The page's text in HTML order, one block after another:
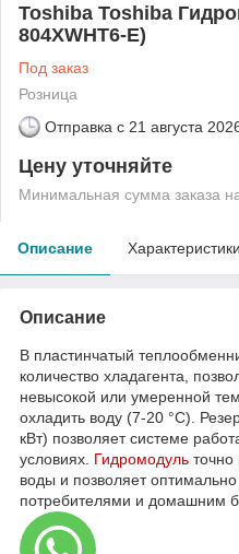
Toshiba Toshiba
804XWHT6-E)
Под заказ
Розница
Отправка с 21 августа
Цену уточняйте
Минимальная сумма заказа
Описание Характеристики
Описание
В пластинчатый
количество хладагента,
невысокой или умеренной
охладить воду (7-20 °C).
кВт) позволяет системе
условиях. Гидромодуль точно
воды и позволяет
потребителями и домашним